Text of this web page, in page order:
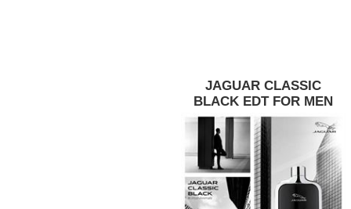
JAGUAR CLASSIC
BLACK EDT FOR MEN